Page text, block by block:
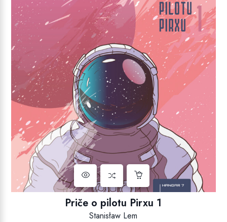
Priče o pilotu Pirxu 1
Stanisław Lem